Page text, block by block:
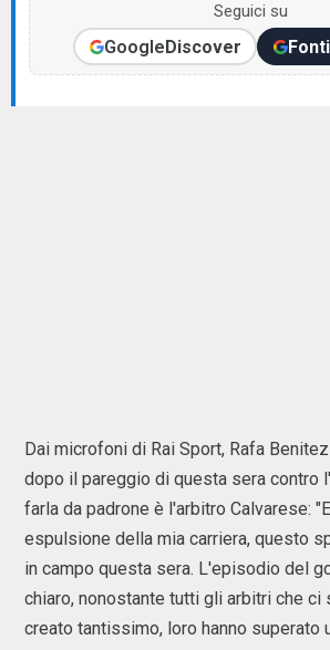
Seguici su
GoogleDiscover
Dai microfoni di Rai Sport, Rafa
dopo il pareggio di questa sera contro
farla da padrone è l'arbitro Calvarese:
espulsione della mia carriera, questo
in campo questa sera. L'episodio del
chiaro, nonostante tutti gli arbitri che ci
creato tantissimo, loro hanno superato